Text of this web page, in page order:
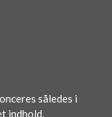
således i
indhold.